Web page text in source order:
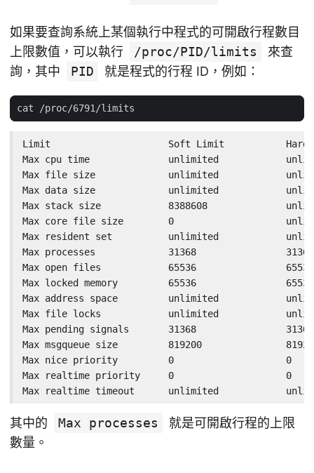
如果要查詢系統上某個執行中程式的可開啟行程數目
上限數值，可以執行
/proc/PID/limits
來查
詢，其中
PID 就是程式的行程 ID，例如：
Limit                     Soft Limit           Hard
Max cpu time              unlimited
Max file size             unlimited
Max data size             unlimited
Max stack size            8388608
Max core file size        0
Max resident set          unlimited
Max processes             31368
Max open files            65536
Max locked memory         65536
Max address space         unlimited
Max file locks            unlimited
Max pending signals       31368
Max msgqueue size         819200
Max nice priority         0                    0
Max realtime priority     0                    0
Max realtime timeout      unlimited
其中的 Max processes
就是可開啟行程的上限
數量。